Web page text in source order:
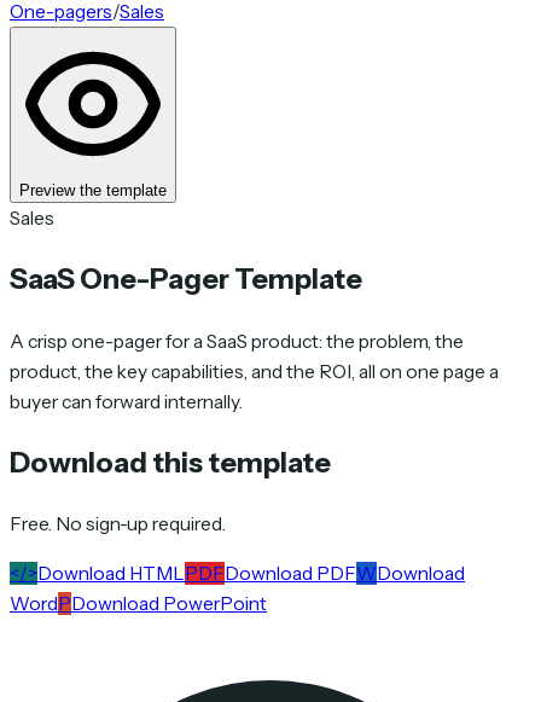
One-pagers/Sales
Preview the template
Sales
SaaS One-Pager Template
A crisp one-pager for a SaaS product: the problem, the
product, the key capabilities, and the ROI, all on one page a
buyer can forward internally.
Download this template
Free. No sign-up required.
</>Download HTML PDFDownload PDFWDownload
WordPDownload PowerPoint